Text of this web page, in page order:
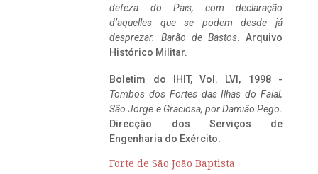
defeza do Pais, com declaração
d’aquelles que se podem desde já
desprezar. Barão de Bastos. Arquivo
Histórico Militar.
Boletim do IHIT, Vol. LVI, 1998 -
Tombos dos Fortes das Ilhas do Faial,
São Jorge e Graciosa, por Damião Pego.
Direcção dos Serviços de
Engenharia do Exército.
Forte de São João Baptista